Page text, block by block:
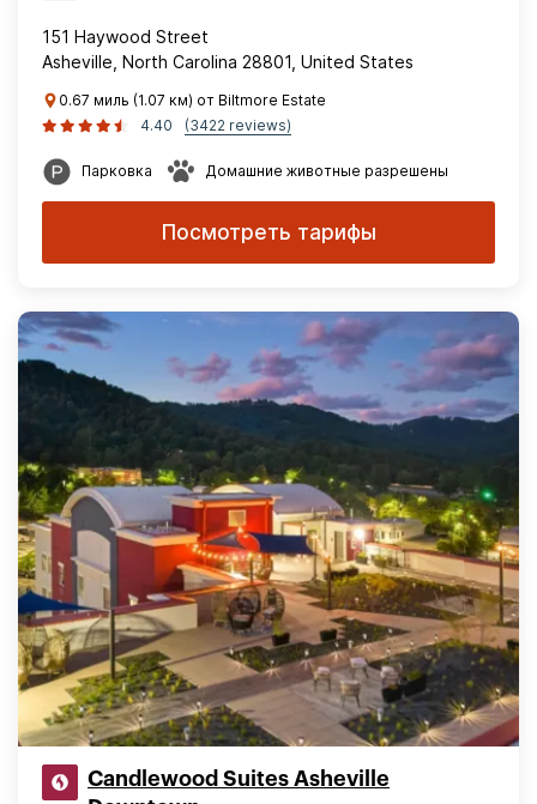
151 Haywood Street
Asheville, North Carolina 28801, United States
0.67 миль (1.07 км) от Biltmore Estate
4.40
(3422 reviews)
Парковка Домашние животные разрешены
Посмотреть тарифы
Candlewood Suites Asheville